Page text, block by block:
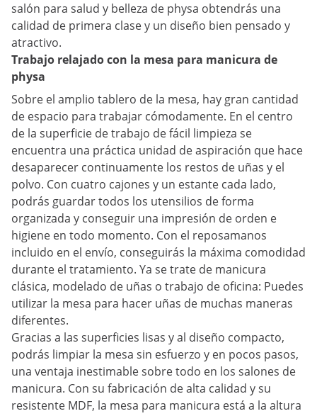
salón para salud y belleza de physa obtendrás una
calidad de primera clase y un diseño bien pensado y
atractivo.
Trabajo relajado con la mesa para manicura de
physa
Sobre el amplio tablero de la mesa, hay gran cantidad
de espacio para trabajar cómodamente. En el centro
de la superficie de trabajo de fácil limpieza se
encuentra una práctica unidad de aspiración que hace
desaparecer continuamente los restos de uñas y el
polvo. Con cuatro cajones y un estante cada lado,
podrás guardar todos los utensilios de forma
organizada y conseguir una impresión de orden e
higiene en todo momento. Con el reposamanos
incluido en el envío, conseguirás la máxima comodidad
durante el tratamiento. Ya se trate de manicura
clásica, modelado de uñas o trabajo de oficina: Puedes
utilizar la mesa para hacer uñas de muchas maneras
diferentes.
Gracias a las superficies lisas y al diseño compacto,
podrás limpiar la mesa sin esfuerzo y en pocos pasos,
una ventaja inestimable sobre todo en los salones de
manicura. Con su fabricación de alta calidad y su
resistente MDF, la mesa para manicura está a la altura